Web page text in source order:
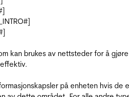
kan brukes av nettsteder for å gjøre
på enheten hvis de